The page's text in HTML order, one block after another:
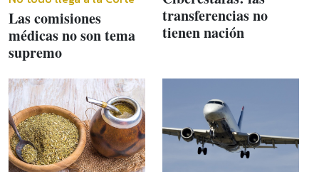
Las comisiones
médicas no son tema
supremo
transferencias no
tienen nación